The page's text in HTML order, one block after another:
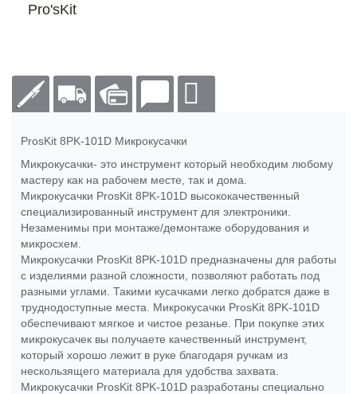
Pro'sKit
ProsKit 8PK-101D Микрокусачки
Микрокусачки- это инструмент который необходим любому
мастеру как на рабочем месте, так и дома.
Микрокусачки ProsKit 8PK-101D высококачественный
специализированный инструмент для электроники.
Незаменимы при монтаже/демонтаже оборудования и
микросхем.
Микрокусачки ProsKit 8PK-101D предназначены для работы
с изделиями разной сложности, позволяют работать под
разными углами. Такими кусачками легко добратся даже в
труднодоступные места. Микрокусачки ProsKit 8PK-101D
обеспечивают мягкое и чистое резанье. При покупке этих
микрокусачек вы получаете качественный инструмент,
который хорошо лежит в руке благодаря ручкам из
нескользящего материала для удобства захвата.
Микрокусачки ProsKit 8PK-101D разработаны специально